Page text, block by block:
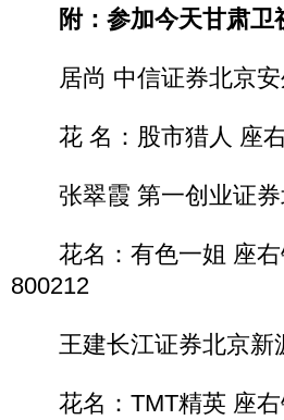
附：参加今天甘肃
居尚 中信证券北京安
花 名：股市猎人 座右
张翠霞 第一创业证券
花名：有色一姐 座右
800212
王建长江证券北京新
花名：TMT精英 座右